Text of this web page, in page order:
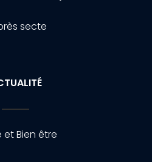
secte
et Bien être